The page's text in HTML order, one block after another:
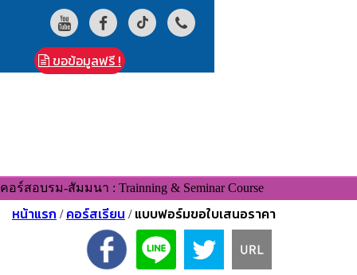
ขอข้อมูลฟรี !
คอร์สอบรม-สัมมนา : Trainning & Seminar Course
หน้าแรก / คอร์สเรียน / แบบฟอร์มขอใบเสนอราคา